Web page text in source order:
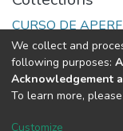
CURSO DE
1991
Full item page
DSpace software
We collect and
following purposes:
Acknowledgement
To learn more,
Customize